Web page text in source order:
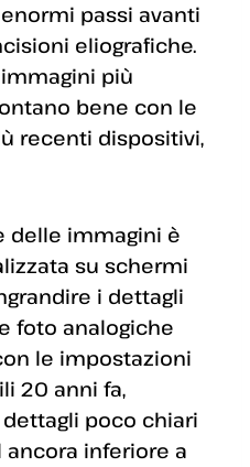
passi avanti
eliografiche.
più
bene con le
recenti dispositivi,
delle immagini è
su schermi
i dettagli
foto analogiche
le impostazioni
20 anni fa,
poco chiari
inferiore a